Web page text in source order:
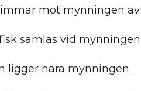
mot mynningen av
samlas vid mynningen
ligger nära mynningen.